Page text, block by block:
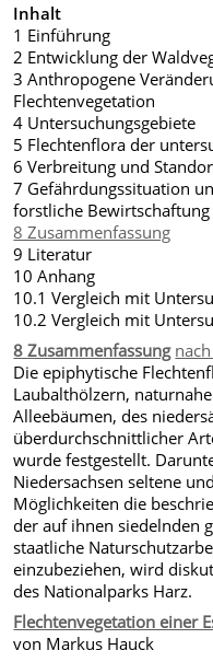
Inhalt
1 Einführung
2 Entwicklung der
3 Anthropogene
Flechtenvegetation
4 Untersuchungsgebiete
5 Flechtenflora der
6 Verbreitung und
7 Gefährdungssituation
forstliche Bewirtschaftung
8 Zusammenfassung
9 Literatur
10 Anhang
10.1 Vergleich mit
10.2 Vergleich mit
8 Zusammenfassung
Die epiphytische
Laubalthölzern,
Alleebäumen, des
überdurchschnittlicher
wurde festgestellt.
Niedersachsen seltene
Möglichkeiten die
der auf ihnen siedelnden
staatliche
einzubeziehen, wird
des Nationalparks Harz.
Flechtenvegetation einer
von Markus Hauck